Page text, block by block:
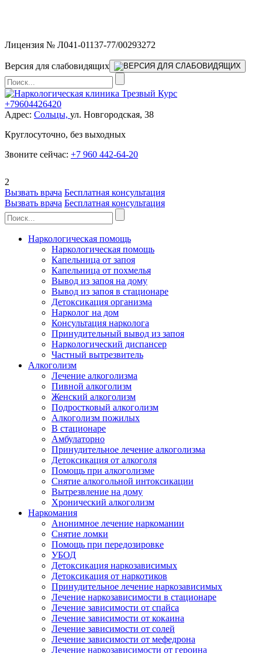
Лицензия № Л041-01137-77/00293272
Версия для слабовидящих
+79604426420
Адрес: Сольцы, ул. Новгородская, 38
Круглосуточно, без выходных
Звоните сейчас: +7 960 442-64-20
2
Вызвать врача Бесплатная консультация
Вызвать врача Бесплатная консультация
Наркологическая помощь
Наркологическая помощь
Капельница от запоя
Капельница от похмелья
Вывод из запоя на дому
Вывод из запоя в стационаре
Детоксикация организма
Нарколог на дом
Консультация нарколога
Принудительный вывод из запоя
Наркологический диспансер
Частный вытрезвитель
Алкоголизм
Лечение алкоголизма
Пивной алкоголизм
Женский алкоголизм
Подростковый алкоголизм
Алкоголизм пожилых
В стационаре
Амбулаторно
Принудительное лечение алкоголизма
Детоксикация от алкоголя
Помощь при алкоголизме
Снятие алкогольной интоксикации
Вытрезвление на дому
Хронический алкоголизм
Наркомания
Анонимное лечение наркомании
Снятие ломки
Помощь при передозировке
УБОД
Детоксикация наркозависимых
Детоксикация от наркотиков
Принудительное лечение наркозависимых
Лечение наркозависимости в стационаре
Лечение зависимости от спайса
Лечение зависимости от кокаина
Лечение зависимости от солей
Лечение зависимости от мефедрона
Лечение наркозависимости от героина